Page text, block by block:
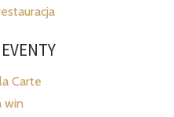
Carte
win